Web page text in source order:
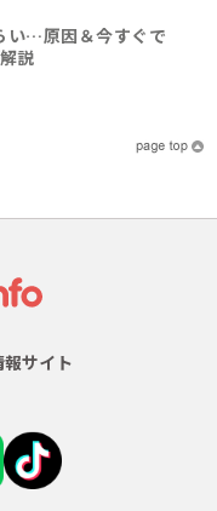
い…原因＆今すぐで
説
サイト